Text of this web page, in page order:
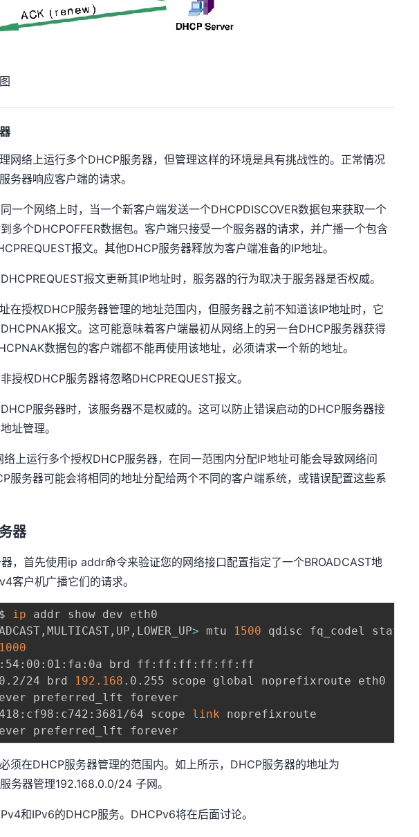
网络上运行多个DHCP服务器，但管理这样的环境是具有挑战性的。正常情况
务器响应客户端的请求。
一个网络上时，当一个新客户端发送一个DHCPDISCOVER数据包来获取一个
多个DHCPOFFER数据包。客户端只接受一个服务器的请求，并广播一个包含
报文。其他DHCP服务器释放为客户端准备的IP地址。
报文更新其IP地址时，服务器的行为取决于服务器是否权威。
在授权DHCP服务器管理的地址范围内，但服务器之前不知道该IP地址时，它
报文。这可能意味着客户端最初从网络上的另一台DHCP服务器获得
数据包的客户端都不能再使用该地址，必须请求一个新的地址。
授权DHCP服务器将忽略DHCPREQUEST报文。
服务器时，该服务器不是权威的。这可以防止错误启动的DHCP服务器接
址管理。
络上运行多个授权DHCP服务器，在同一范围内分配IP地址可能会导致网络问
服务器可能会将相同的地址分配给两个不同的客户端系统，或错误配置这些系
器
，首先使用ip addr命令来验证您的网络接口配置指定了一个BROADCAST地
客户机广播它们的请求。
$ ip
> mtu 1500 qdisc fq_codel state
1000
:54:00:01:fa:0a brd ff:ff:ff:ff:ff:ff
24 brd 192.168 .0.255 scope global noprefixroute eth0
preferred_lft forever
64 scope link noprefixroute
须在DHCP服务器管理的范围内。如上所示，DHCP服务器的地址为
务器管理192.168.0.0/24 子网。
和IPv6的DHCP服务。DHCPv6将在后面讨论。